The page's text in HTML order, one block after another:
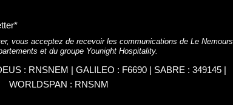
vous acceptez de recevoir les communications de Le Nemours
et du groupe Younight Hospitality.
: RNSNEM | GALILEO : F6690 | SABRE : 349145 |
WORLDSPAN : RNSNM